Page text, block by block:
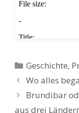
Kategorien
Geschichte,
Wo alles
Brundibar
aus drei